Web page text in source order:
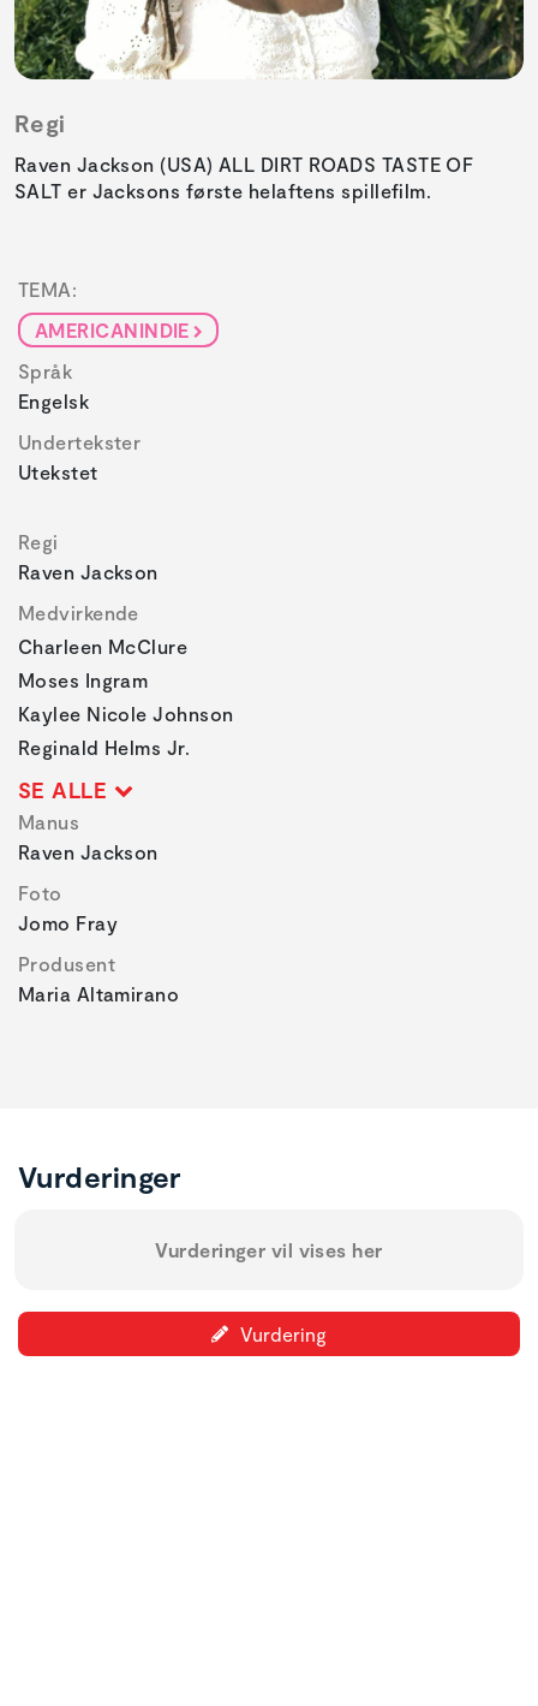
Regi
Raven Jackson (USA) ALL DIRT ROADS TASTE OF
SALT er Jacksons første helaftens spillefilm.
TEMA:
AMERICANINDIE
Språk
Engelsk
Undertekster
Utekstet
Regi
Raven Jackson
Medvirkende
Charleen McClure
Moses Ingram
Kaylee Nicole Johnson
Reginald Helms Jr.
SE ALLE
Manus
Raven Jackson
Foto
Jomo Fray
Produsent
Maria Altamirano
Vurderinger
Vurderinger vil vises her
Vurdering